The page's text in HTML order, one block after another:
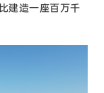
建造一座百万千